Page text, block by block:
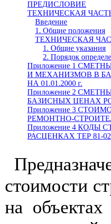
ПРЕДИСЛОВИЕ
ТЕХНИЧЕСКАЯ
Введение
1. Общие положения
ТЕХНИЧЕСКАЯ
1. Общие указания
2. Порядок
Приложение 1
И МЕХАНИЗМОВ В
НА 01.01.2000 г.
Приложение 2
БАЗИСНЫХ ЦЕНАХ
Приложение 3
РЕМОНТНО-
Приложение 4
РАСЦЕНКАХ ТЕР 81-
стоимости
на объектах